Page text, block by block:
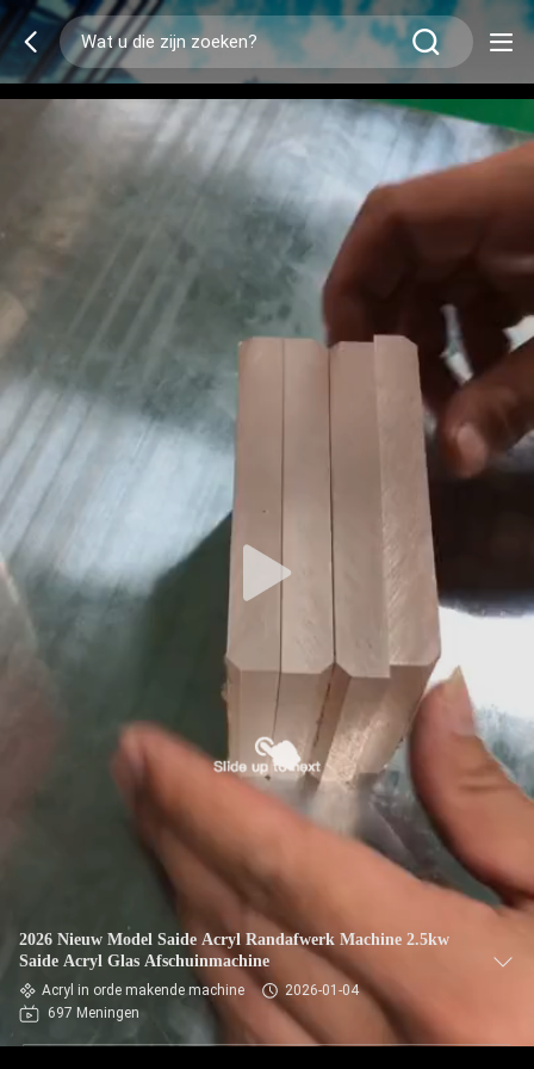
2026 Nieuw Model Saide Acryl Randafwerk Machine 2.5kw
Saide Acryl Glas Afschuinmachine
Acryl in orde makende machine
2026-01-04
697 Meningen